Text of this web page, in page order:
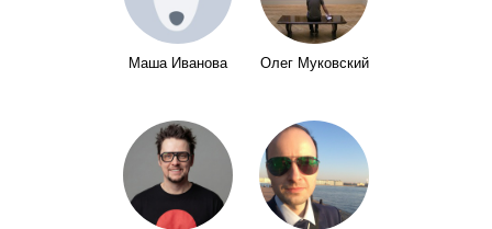
Маша Иванова Олег Муковский